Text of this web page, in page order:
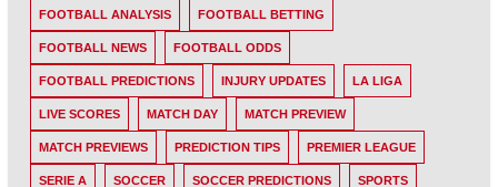
FOOTBALL ANALYSIS FOOTBALL BETTING
FOOTBALL NEWS FOOTBALL ODDS
FOOTBALL PREDICTIONS INJURY UPDATES LA LIGA
LIVE SCORES MATCH DAY MATCH PREVIEW
MATCH PREVIEWS PREDICTION TIPS PREMIER LEAGUE
SERIE A SOCCER SOCCER PREDICTIONS SPORTS